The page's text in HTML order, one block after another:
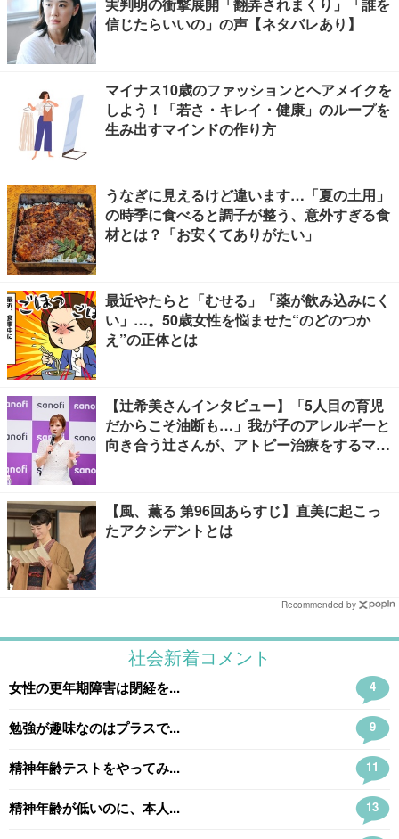
信じたらいいの」の声【ネタバレあり】
マイナス10歳のファッションとヘアメイクを
しよう！「若さ・キレイ・健康」のループを
生み出すマインドの作り方
うなぎに見えるけど違います…「夏の土用」
の時季に食べると調子が整う、意外すぎる食
材とは？「お安くてありがたい」
最近やたらと「むせる」「薬が飲み込みにく
い」…。50歳女性を悩ませた“のどのつか
え”の正体とは
【辻希美さんインタビュー】「5人目の育児
だからこそ油断も…」我が子のアレルギーと
向き合う辻さんが、アトピー治療をするママ
【風、薫る 第96回あらすじ】直美に起こっ
たアクシデントとは
Recommended by